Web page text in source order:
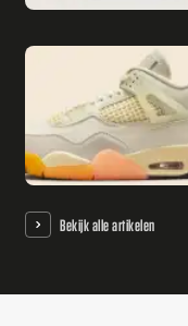
Bekijk alle artikelen